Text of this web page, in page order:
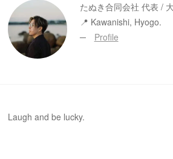
たぬき合同会社 代表 /
📍 Kawanishi, Hyogo.
─ Profile
Laugh and be lucky.